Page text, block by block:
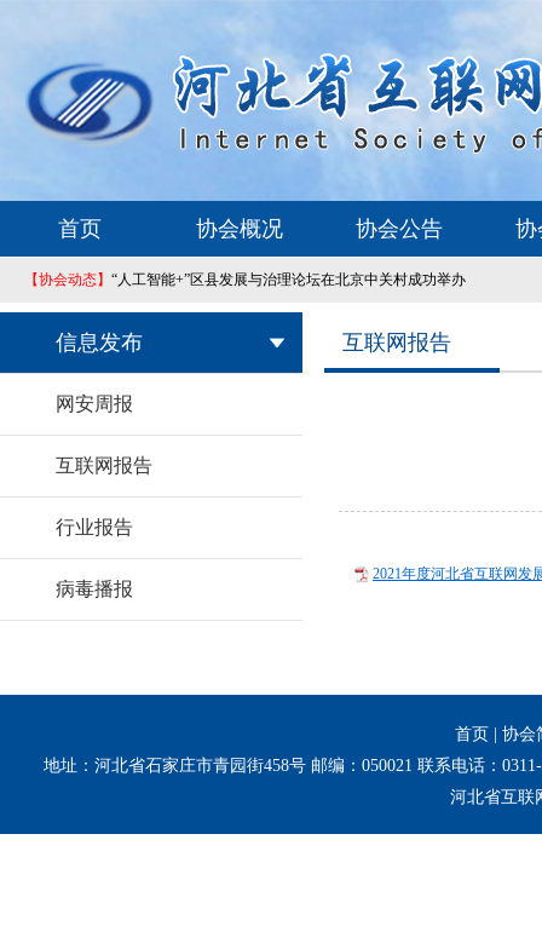
首页 协会概况 协会公告 协
【协会动态】 “人工智能+”区县发展与治理论坛在北京中关村成功举办
信息发布
网安周报
互联网报告
行业报告
病毒播报
互联网报告
2021年度河北省互联网发
首页
协会
地址：河北省石家庄市青园街458号 邮编：050021 联系电话：
河北省互联